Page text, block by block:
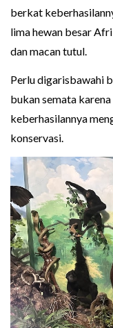
berkat
lima hewan besar
dan macan tutul.
Perlu digarisbawahi
bukan semata
keberhasilannya
konservasi.